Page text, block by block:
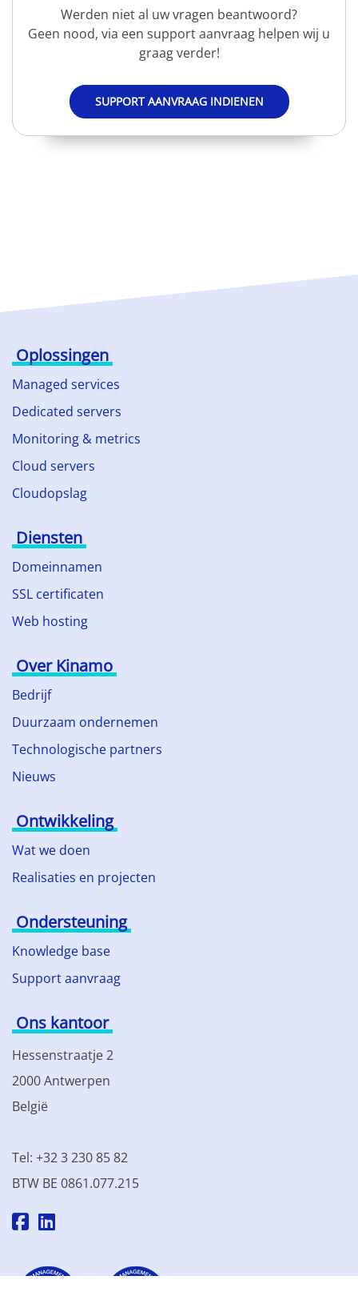
Werden niet al uw vragen beantwoord?
Geen nood, via een support aanvraag helpen wij u
graag verder!
SUPPORT AANVRAAG INDIENEN
Oplossingen
Managed services
Dedicated servers
Monitoring & metrics
Cloud servers
Cloudopslag
Diensten
Domeinnamen
SSL certificaten
Web hosting
Over Kinamo
Bedrijf
Duurzaam ondernemen
Technologische partners
Nieuws
Ontwikkeling
Wat we doen
Realisaties en projecten
Ondersteuning
Knowledge base
Support aanvraag
Ons kantoor
Hessenstraatje 2
2000 Antwerpen
België
Tel: +32 3 230 85 82
BTW BE 0861.077.215